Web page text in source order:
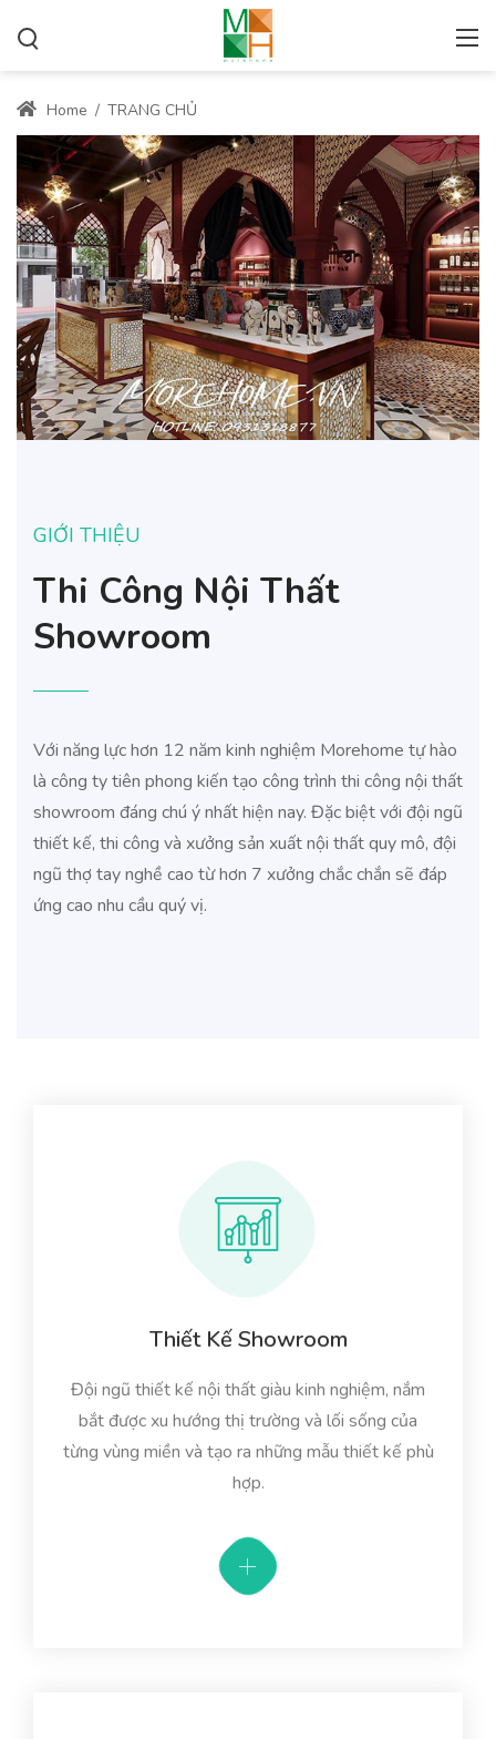
Home / TRANG CHỦ
GIỚI THIỆU
Thi Công Nội Thất
Showroom
Với năng lực hơn 12 năm kinh nghiệm Morehome tự hào
là công ty tiên phong kiến tạo công trình thi công nội thất
showroom đáng chú ý nhất hiện nay. Đặc biệt với đội ngũ
thiết kế, thi công và xưởng sản xuất nội thất quy mô, đội
ngũ thợ tay nghề cao từ hơn 7 xưởng chắc chắn sẽ đáp
ứng cao nhu cầu quý vị.
Thiết Kế Showroom
Đội ngũ thiết kế nội thất giàu kinh nghiệm, nắm
bắt được xu hướng thị trường và lối sống của
từng vùng miền và tạo ra những mẫu thiết kế phù
hợp.